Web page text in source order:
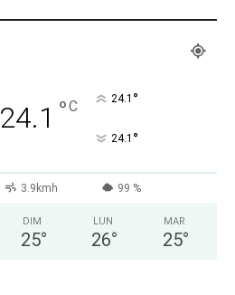
24.1 °C 24.1 °
24.1 °
3.9kmh 99 %
DIM
25°
LUN
26°
MAR
25°